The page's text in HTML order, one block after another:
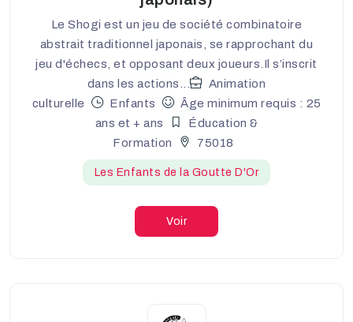
Le Shogi est un jeu de société combinatoire
abstrait traditionnel japonais, se rapprochant du
jeu d'échecs, et opposant deux joueurs.Il s’inscrit
dans les actions...
Animation
culturelle
Enfants
Âge minimum requis : 25
ans et + ans
Éducation &
Formation
75018
Les Enfants de la Goutte D'Or
Voir